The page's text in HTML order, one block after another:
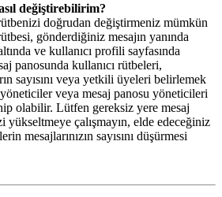
değiştirebilirim?
doğrudan değiştirmeniz mümkün
gönderdiğiniz mesajın yanında
ve kullanıcı profili sayfasında
panosunda kullanıcı rütbeleri,
sayısını veya yetkili üyeleri belirlemek
veya mesaj panosu yöneticileri
olabilir. Lütfen gereksiz yere mesaj
yükseltmeye çalışmayın, elde edeceğiniz
mesajlarınızın sayısını düşürmesi